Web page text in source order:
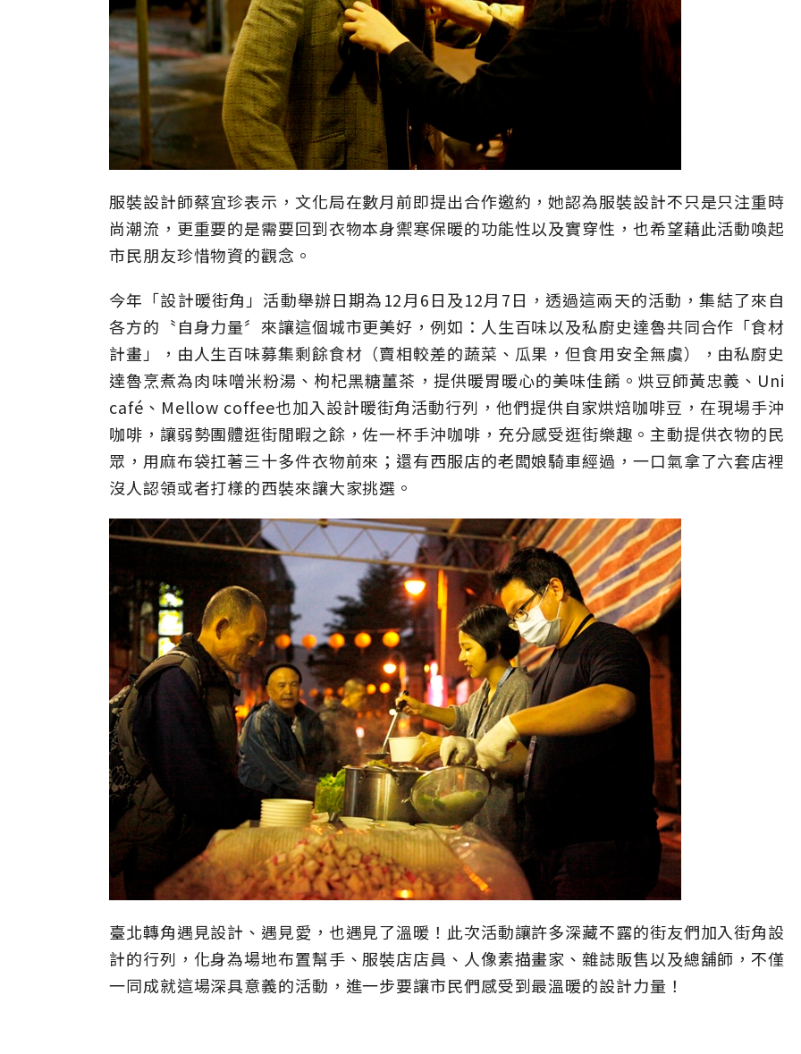
服裝設計師蔡宜珍表示，文化局在數月前即提出合作邀約，她認為服裝設計不只是只注重時
尚潮流，更重要的是需要回到衣物本身禦寒保暖的功能性以及實穿性，也希望藉此活動喚起
市民朋友珍惜物資的觀念。
今年「設計暖街角」活動舉辦日期為12月6日及12月7日，透過這兩天的活動，集結了來自
各方的〝自身力量〞來讓這個城市更美好，例如：人生百味以及私廚史達魯共同合作「食材
計畫」，由人生百味募集剩餘食材（賣相較差的蔬菜、瓜果，但食用安全無虞），由私廚史
達魯烹煮為肉味噌米粉湯、枸杞黑糖薑茶，提供暖胃暖心的美味佳餚。烘豆師黃忠義、Uni
café、Mellow coffee也加入設計暖街角活動行列，他們提供自家烘焙咖啡豆，在現場手沖
咖啡，讓弱勢團體逛街閒暇之餘，佐一杯手沖咖啡，充分感受逛街樂趣。主動提供衣物的民
眾，用麻布袋扛著三十多件衣物前來；還有西服店的老闆娘騎車經過，一口氣拿了六套店裡
沒人認領或者打樣的西裝來讓大家挑選。
臺北轉角遇見設計、遇見愛，也遇見了溫暖！此次活動讓許多深藏不露的街友們加入街角設
計的行列，化身為場地布置幫手、服裝店店員、人像素描畫家、雜誌販售以及總舖師，不僅
一同成就這場深具意義的活動，進一步要讓市民們感受到最溫暖的設計力量！